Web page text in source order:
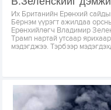
Их Британийн Ерөнхий
Бёрнэм үүрэгт ажилдаа
Ерөнхийлөгч Владимир
Трамп нартай утсаар
мэдэгджээ. Тэрбээр